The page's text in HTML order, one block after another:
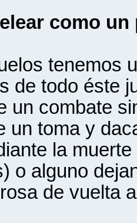
como un
tenemos
de todo éste
un combate
un toma y
la
o alguno
de vuelta